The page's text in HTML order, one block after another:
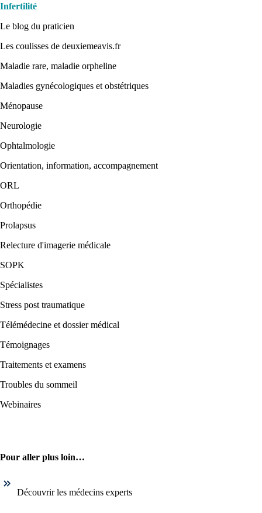
Infertilité
Le blog du praticien
Les coulisses de deuxiemeavis.fr
Maladie rare, maladie orpheline
Maladies gynécologiques et obstétriques
Ménopause
Neurologie
Ophtalmologie
Orientation, information, accompagnement
ORL
Orthopédie
Prolapsus
Relecture d'imagerie médicale
SOPK
Spécialistes
Stress post traumatique
Télémédecine et dossier médical
Témoignages
Traitements et examens
Troubles du sommeil
Webinaires
Pour aller plus loin…
Découvrir les médecins experts